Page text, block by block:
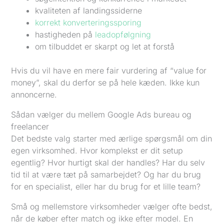
kvaliteten af landingssiderne
korrekt konverteringssporing
hastigheden på leadopfølgning
om tilbuddet er skarpt og let at forstå
Hvis du vil have en mere fair vurdering af “value for
money”, skal du derfor se på hele kæden. Ikke kun
annoncerne.
Sådan vælger du mellem Google Ads bureau og
freelancer
Det bedste valg starter med ærlige spørgsmål om din
egen virksomhed. Hvor komplekst er dit setup
egentlig? Hvor hurtigt skal der handles? Har du selv
tid til at være tæt på samarbejdet? Og har du brug
for en specialist, eller har du brug for et lille team?
Små og mellemstore virksomheder vælger ofte bedst,
når de køber efter match og ikke efter model. En